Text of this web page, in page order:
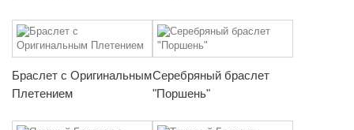
Браслет с Оригинальным
Плетением
Серебряный браслет
"Поршень"